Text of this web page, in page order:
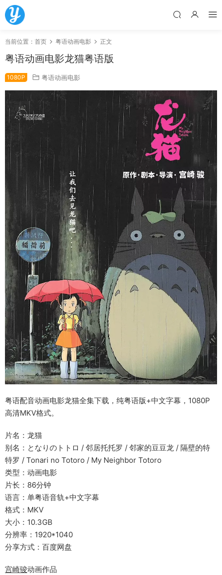
当前位置： 首页 粤语动画电影 正文
粤语动画电影龙猫粤语版
1080P 粤语动画电影
粤语配音动画电影龙猫全集下载，纯粤语版+中文字幕，1080P
高清MKV格式。
片名：龙猫
别名：となりのトトロ / 邻居托托罗 / 邻家的豆豆龙 / 隔壁的特
特罗 / Tonari no Totoro / My Neighbor Totoro
类型：动画电影
片长：86分钟
语言：单粤语音轨+中文字幕
格式：MKV
大小：10.3GB
分辨率：1920*1040
分享方式：百度网盘
宫崎骏动画作品